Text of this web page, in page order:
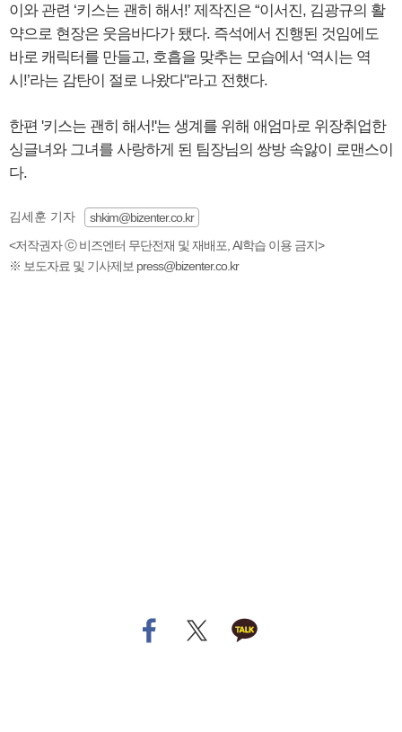
이와 관련 ‘키스는 괜히 해서!’ 제작진은 “이서진, 김광규의 활
약으로 현장은 웃음바다가 됐다. 즉석에서 진행된 것임에도
바로 캐릭터를 만들고, 호흡을 맞추는 모습에서 ‘역시는 역
시!’라는 감탄이 절로 나왔다"라고 전했다.
한편 '키스는 괜히 해서!'는 생계를 위해 애엄마로 위장취업한
싱글녀와 그녀를 사랑하게 된 팀장님의 쌍방 속앓이 로맨스이
다.
김세훈 기자
shkim@bizenter.co.kr
<저작권자 ⓒ 비즈엔터 무단전재 및 재배포, AI학습 이용 금지>
※ 보도자료 및 기사제보 press@bizenter.co.kr